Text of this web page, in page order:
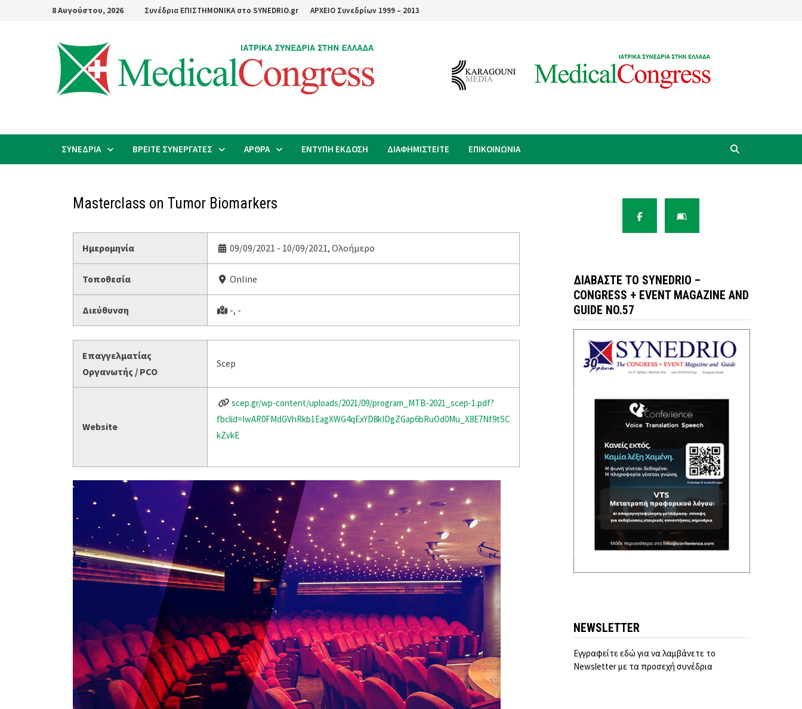
8 Αυγούστου, 2026 Συνέδρια ΕΠΙΣΤΗΜΟΝΙΚΑ στο SYNEDRIO.gr ΑΡΧΕΙΟ Συνεδρίων 1999 – 2013
ΣΥΝΕΔΡΙΑ ΒΡΕΙΤΕ ΣΥΝΕΡΓΑΤΕΣ ΑΡΘΡΑ ΕΝΤΥΠΗ ΕΚΔΟΣΗ ΔΙΑΦΗΜΙΣΤΕΙΤΕ ΕΠΙΚΟΙΝΩΝΙΑ
Masterclass on Tumor Biomarkers
Ημερομηνία 09/09/2021 - 10/09/2021, Ολοήμερο
Τοποθεσία Online
Διεύθυνση -, -
Επαγγελματίας
Οργανωτής / PCO
Scep
Website
scep.gr/wp-content/uploads/2021/09/program_MTB-2021_scep-1.pdf?
fbclid=IwAR0FMdGVhRkb1EagXWG4qExYD8kIDgZGap6bRuOd0Mu_X8E7Nf9tSC
kZvkE
ΔΙΑΒΆΣΤΕ ΤΟ SYNEDRIO –
CONGRESS + EVENT MAGAZINE AND
GUIDE NO.57
NEWSLETTER
Εγγραφείτε εδώ για να λαμβάνετε το
Newsletter με τα προσεχή συνέδρια